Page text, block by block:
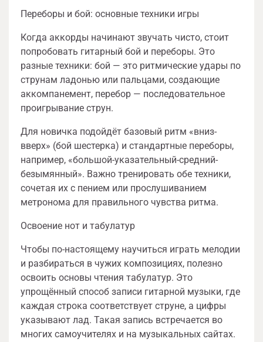
Переборы и бой: основные техники игры
Когда аккорды начинают звучать чисто, стоит
попробовать гитарный бой и переборы. Это
разные техники: бой — это ритмические удары по
струнам ладонью или пальцами, создающие
аккомпанемент, перебор — последовательное
проигрывание струн.
Для новичка подойдёт базовый ритм «вниз-
вверх» (бой шестерка) и стандартные переборы,
например, «большой-указательный-средний-
безымянный». Важно тренировать обе техники,
сочетая их с пением или прослушиванием
метронома для правильного чувства ритма.
Освоение нот и табулатур
Чтобы по-настоящему научиться играть мелодии
и разбираться в чужих композициях, полезно
освоить основы чтения табулатур. Это
упрощённый способ записи гитарной музыки, где
каждая строка соответствует струне, а цифры
указывают лад. Такая запись встречается во
многих самоучителях и на музыкальных сайтах.